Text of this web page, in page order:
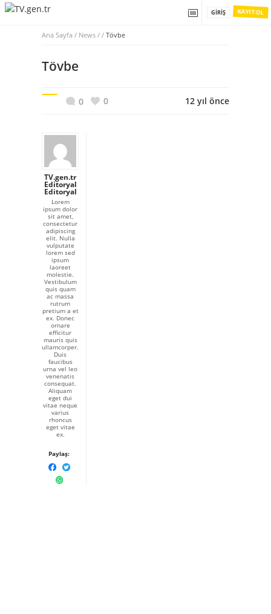
KAYIT OL
GIRIŞ
Ana Sayfa / News / / Tövbe
Tövbe
0 0 12 yıl önce
TV.gen.tr
Editoryal
Editoryal
Lorem
ipsum dolor
sit amet,
consectetur
adipiscing
elit. Nulla
vulputate
lorem sed
ipsum
laoreet
molestie.
Vestibulum
quis quam
ac massa
rutrum
pretium a et
ex. Donec
ornare
efficitur
mauris quis
ullamcorper.
Duis
faucibus
urna vel leo
venenatis
consequat.
Aliquam
eget dui
vitae neque
varius
rhoncus
eget vitae
ex.
Paylaş: